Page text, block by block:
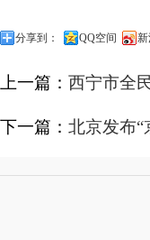
分享到： QQ空间
上一篇： 西宁市全
下一篇： 北京发布“